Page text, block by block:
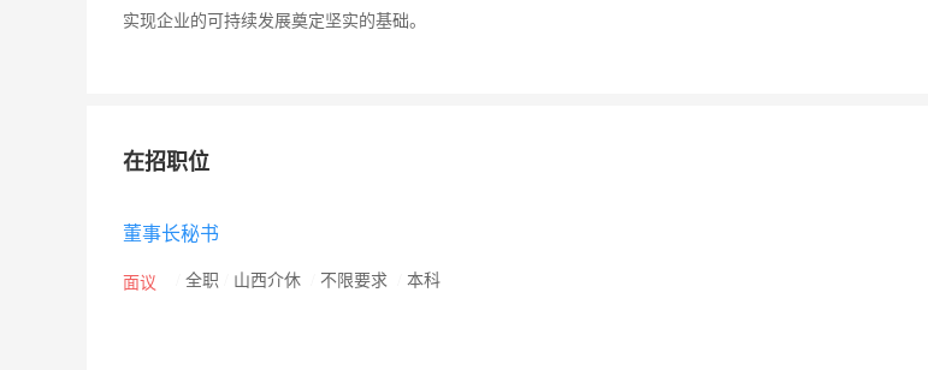
实现企业的可持续发展奠定坚实的基础。
在招职位
董事长秘书
面议 全职 山西介休 不限要求 本科